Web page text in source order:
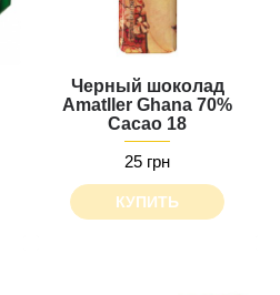
Черный шоколад
Amatller Ghana 70%
Cacao 18
25 грн
КУПИТЬ